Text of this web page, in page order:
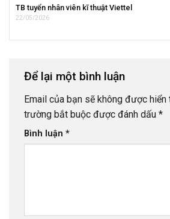
TB tuyển nhân viên kĩ thuật Viettel
22/05/2026
Để lại một bình luận
Email của bạn sẽ không được hiển
trường bắt buộc được đánh dấu *
Bình luận *